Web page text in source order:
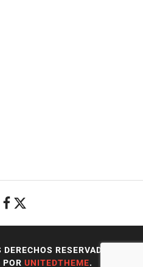
RESERVADOS
UNITEDTHEME.